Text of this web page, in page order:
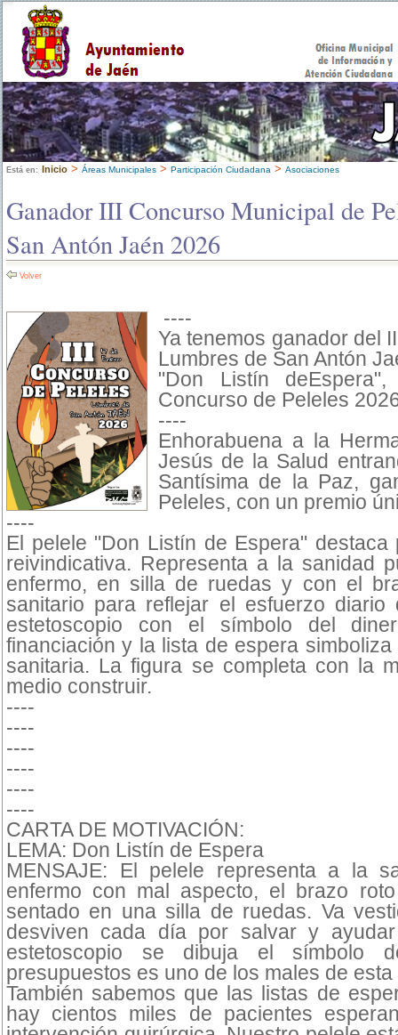
Está en: Inicio > Áreas Municipales > Participación Ciudadana > Asociaciones
Ganador III Concurso Municipal de
San Antón Jaén 2026
Volver
----
Ya tenemos ganador del
Lumbres de San Antón
"Don Listín
Concurso de Peleles
----
Enhorabuena a la
Jesús de la Salud
Santísima de la Paz,
Peleles, con un premio
----
El pelele "Don Listín de Espera"
reivindicativa. Representa a la sanidad
enfermo, en silla de ruedas y con el
sanitario para reflejar el esfuerzo diario
estetoscopio con el símbolo del
financiación y la lista de espera
sanitaria. La figura se completa con la
medio construir.
----
----
----
----
----
----
CARTA DE MOTIVACIÓN:
LEMA: Don Listín de Espera
MENSAJE: El pelele representa a la
enfermo con mal aspecto, el brazo
sentado en una silla de ruedas. Va
desviven cada día por salvar y
estetoscopio se dibuja el símbolo
presupuestos es uno de los males de
También sabemos que las listas de
hay cientos miles de pacientes